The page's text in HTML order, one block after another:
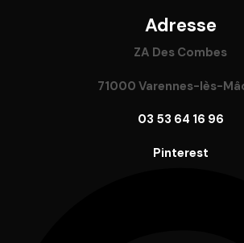
Adresse
ZA Des Combes
71000 Varennes-lès-
03 53 64 16 96
Pinterest